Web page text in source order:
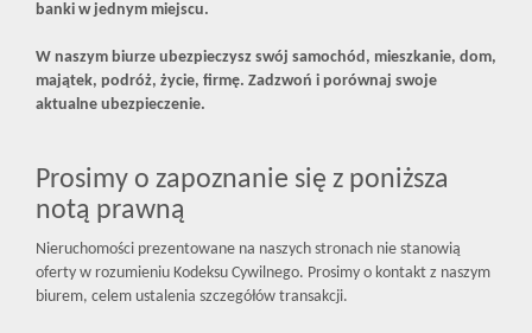
banki w jednym miejscu.
W naszym biurze ubezpieczysz swój samochód, mieszkanie, dom,
majątek, podróż, życie, firmę. Zadzwoń i porównaj swoje
aktualne ubezpieczenie.
Prosimy o zapoznanie się z poniższa
notą prawną
Nieruchomości prezentowane na naszych stronach nie stanowią
oferty w rozumieniu Kodeksu Cywilnego. Prosimy o kontakt z naszym
biurem, celem ustalenia szczegółów transakcji.